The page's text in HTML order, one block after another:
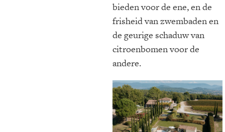
bieden voor de ene, en de
frisheid van zwembaden en
de geurige schaduw van
citroenbomen voor de
andere.